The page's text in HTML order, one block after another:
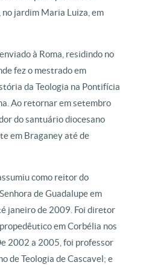
jardim Maria Luiza, em
à Roma, residindo no
fez o mestrado em
da Teologia na Pontifícia
Ao retornar em setembro
do santuário diocesano
em Braganey até de
como reitor do
de Guadalupe em
janeiro de 2009. Foi diretor
em Corbélia nos
2002 a 2005, foi professor
de Teologia de Cascavel; e